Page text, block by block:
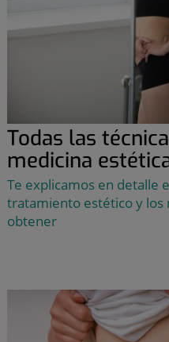
Todas las
medicina
Te explicamos en detalle
tratamiento estético y los
obtener